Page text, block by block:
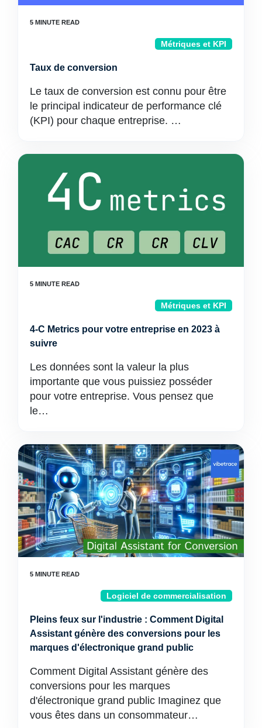
Métriques et KPI
Taux de conversion
Le taux de conversion est connu pour être
le principal indicateur de performance clé
(KPI) pour chaque entreprise. …
Métriques et KPI
4-C Metrics pour votre entreprise en 2023 à
suivre
Les données sont la valeur la plus
importante que vous puissiez posséder
pour votre entreprise. Vous pensez que
le…
Logiciel de commercialisation
Pleins feux sur l'industrie : Comment Digital
Assistant génère des conversions pour les
marques d'électronique grand public
Comment Digital Assistant génère des
conversions pour les marques
d'électronique grand public Imaginez que
vous êtes dans un consommateur…